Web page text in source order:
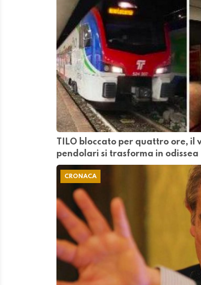
TILO bloccato per quattro ore,
pendolari si trasforma in odissea
CRONACA